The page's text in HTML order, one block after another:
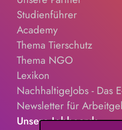
Studienführer
Academy
Thema Tierschutz
Thema NGO
Lexikon
NachhaltigeJobs - Das
Newsletter für
Unsere Jobboards